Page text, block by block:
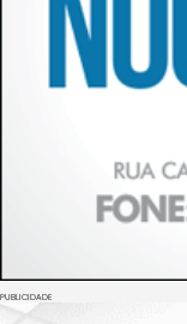
PUBLICIDADE